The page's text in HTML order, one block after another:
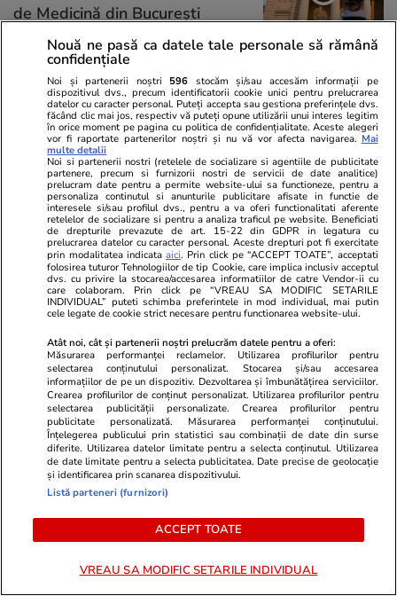
de Medicină din București
pentru că i s-a luat dreptul de a
fi admisă fără examen
Știri România 08:23
Primăria Capitalei acuză
proprietarii că blochează
consolidarea unor blocuri cu risc
seismic I: „Situație absurdă!”
09:22
„România are atâta noroc, încât
nu-i mai trebuie politicieni”
Crize de identitate și clarificări
dezbaterea din PNL după
Nouă ne pasă ca datele tale personale să rămână
confidențiale
Noi și partenerii noștri 596 stocăm și/sau accesăm informații pe
dispozitivul dvs., precum identificatorii cookie unici pentru prelucrarea
datelor cu caracter personal. Puteți accepta sau gestiona preferințele dvs.
făcând clic mai jos, respectiv vă puteți opune utilizării unui interes legitim
în orice moment pe pagina cu politica de confidențialitate. Aceste alegeri
vor fi raportate partenerilor noștri și nu vă vor afecta navigarea. Mai
multe detalii
Noi si partenerii nostri (retelele de socializare si agentiile de publicitate
partenere, precum si furnizorii nostri de servicii de date analitice)
prelucram date pentru a permite website-ului sa functioneze, pentru a
personaliza continutul si anunturile publicitare afisate in functie de
interesele si/sau profilul dvs., pentru a va oferi functionalitati aferente
retelelor de socializare si pentru a analiza traficul pe website. Beneficiati
de drepturile prevazute de art. 15-22 din GDPR in legatura cu
prelucrarea datelor cu caracter personal. Aceste drepturi pot fi exercitate
prin modalitatea indicataaici. Prin click pe “ACCEPT TOATE”, acceptati
folosirea tuturor Tehnologiilor de tip Cookie, care implica inclusiv acceptul
dvs. cu privire la stocarea/accesarea informatiilor de catre Vendor-ii cu
care colaboram. Prin click pe “VREAU SA MODIFIC SETARILE
INDIVIDUAL” puteti schimba preferintele in mod individual, mai putin
cele legate de cookie strict necesare pentru functionarea website-ului.
Atât noi, cât și partenerii noștri prelucrăm datele pentru a oferi:
Măsurarea performanței reclamelor. Utilizarea profilurilor pentru
selectarea conținutului personalizat. Stocarea și/sau accesarea
informațiilor de pe un dispozitiv. Dezvoltarea și îmbunătățirea serviciilor.
Crearea profilurilor de conținut personalizat. Utilizarea profilurilor pentru
selectarea publicității personalizate. Crearea profilurilor pentru
publicitate personalizată. Măsurarea performanței conținutului.
Înțelegerea publicului prin statistici sau combinații de date din surse
diferite. Utilizarea datelor limitate pentru a selecta conținutul. Utilizarea
de date limitate pentru a selecta publicitatea. Date precise de geolocație
și identificarea prin scanarea dispozitivului.
Listă parteneri (furnizori)
ACCEPT TOATE
VREAU SA MODIFIC SETARILE INDIVIDUAL